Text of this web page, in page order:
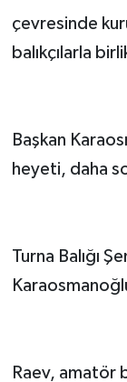
çevresinde
balıkçılarla
Başkan
heyeti, daha
Turna Balığı
Raev, amatör